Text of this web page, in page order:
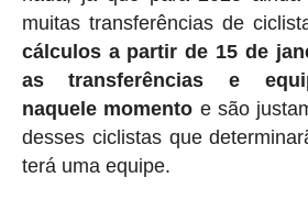
muitas transferências de
cálculos a partir de 15 de
as transferências e
naquele momento e são
desses ciclistas que
terá uma equipe.